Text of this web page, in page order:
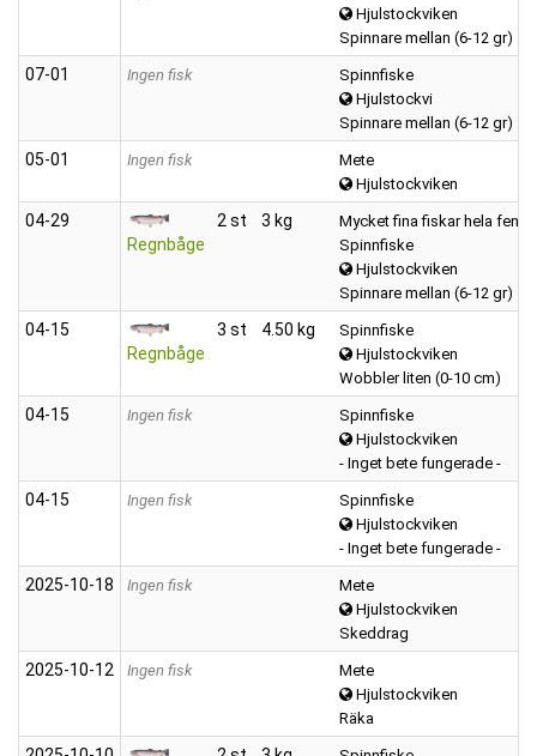
Hjulstockviken
Spinnare mellan (6-12 gr)
07‑01 Ingen fisk
Spinnfiske
Hjulstockvi
Spinnare mellan (6-12 gr)
05‑01 Ingen fisk
Mete
Hjulstockviken
04‑29
Regnbåge
2 st 3 kg
Mycket fina fiskar hela fenor
Spinnfiske
Hjulstockviken
Spinnare mellan (6-12 gr)
04‑15
Regnbåge
3 st 4.50 kg
Spinnfiske
Hjulstockviken
Wobbler liten (0-10 cm)
04‑15 Ingen fisk
Spinnfiske
Hjulstockviken
- Inget bete fungerade -
04‑15 Ingen fisk
Spinnfiske
Hjulstockviken
- Inget bete fungerade -
2025‑10‑18 Ingen fisk
Mete
Hjulstockviken
Skeddrag
2025‑10‑12 Ingen fisk
Mete
Hjulstockviken
Räka